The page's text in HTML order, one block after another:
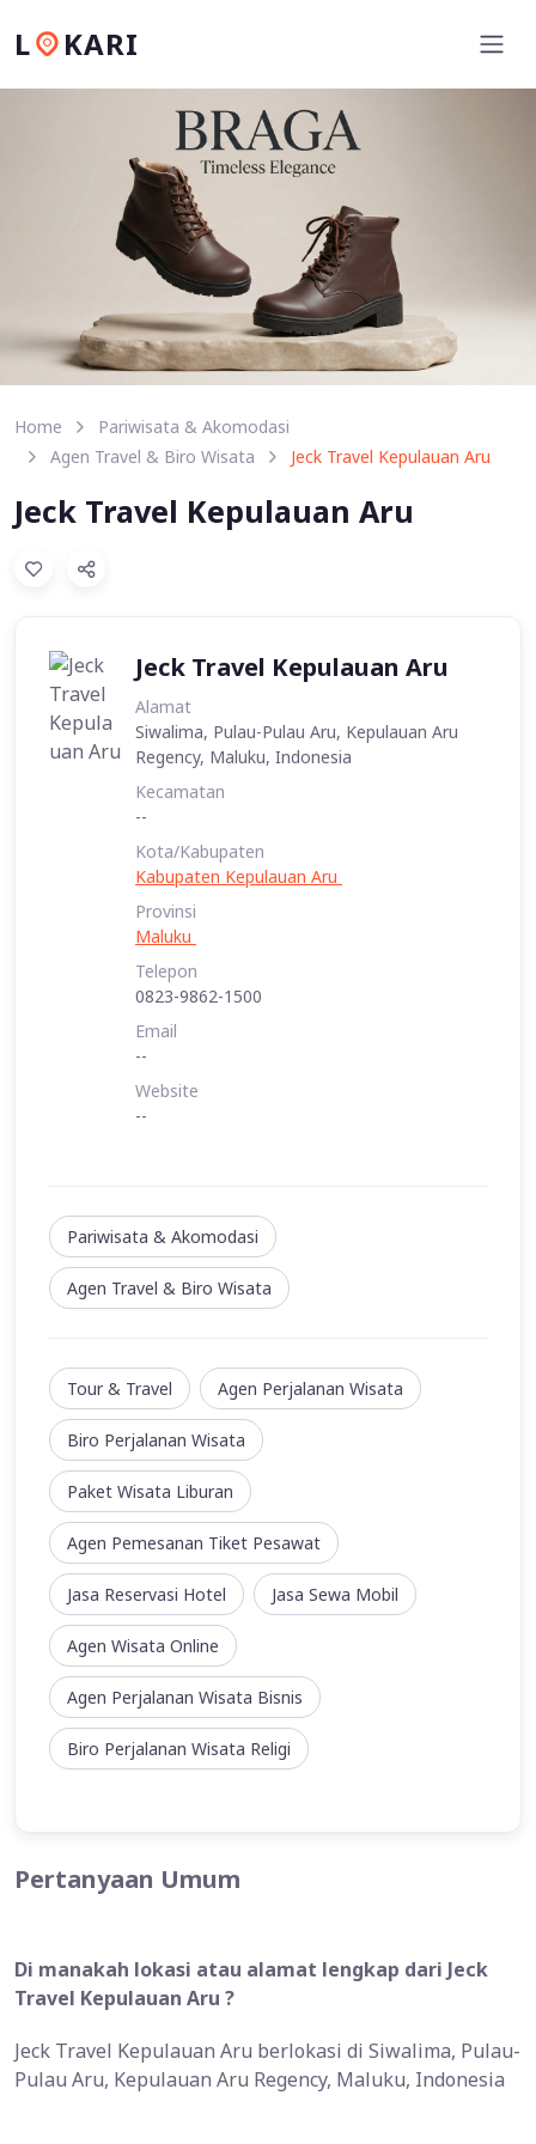
L KARI
Home
Pariwisata & Akomodasi
Agen Travel & Biro Wisata
Jeck Travel Kepulauan Aru
Jeck Travel Kepulauan Aru
Jeck Travel Kepulauan Aru
Alamat
Siwalima, Pulau-Pulau Aru, Kepulauan Aru
Regency, Maluku, Indonesia
Kecamatan
--
Kota/Kabupaten
Kabupaten Kepulauan Aru
Provinsi
Maluku
Telepon
0823-9862-1500
Email
--
Website
--
Pariwisata & Akomodasi
Agen Travel & Biro Wisata
Tour & Travel Agen Perjalanan Wisata
Biro Perjalanan Wisata
Paket Wisata Liburan
Agen Pemesanan Tiket Pesawat
Jasa Reservasi Hotel Jasa Sewa Mobil
Agen Wisata Online
Agen Perjalanan Wisata Bisnis
Biro Perjalanan Wisata Religi
Pertanyaan Umum
Di manakah lokasi atau alamat lengkap dari Jeck
Travel Kepulauan Aru ?
Jeck Travel Kepulauan Aru berlokasi di Siwalima, Pulau-
Pulau Aru, Kepulauan Aru Regency, Maluku, Indonesia